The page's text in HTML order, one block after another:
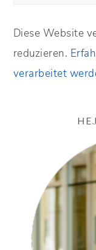
Diese Website
reduzieren.
verarbeitet